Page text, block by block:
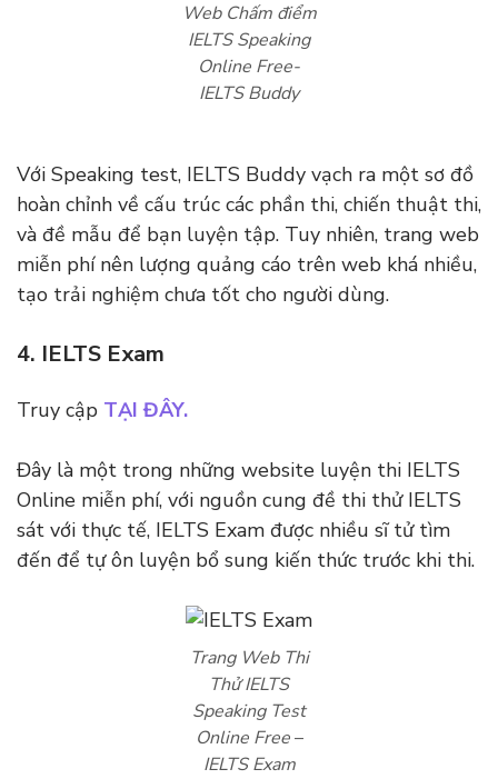
Web Chấm điểm
IELTS Speaking
Online Free-
IELTS Buddy
Với Speaking test, IELTS Buddy vạch ra một sơ đồ
hoàn chỉnh về cấu trúc các phần thi, chiến thuật thi,
và đề mẫu để bạn luyện tập. Tuy nhiên, trang web
miễn phí nên lượng quảng cáo trên web khá nhiều,
tạo trải nghiệm chưa tốt cho người dùng.
4. IELTS Exam
Truy cập TẠI ĐÂY.
Đây là một trong những website luyện thi IELTS
Online miễn phí, với nguồn cung đề thi thử IELTS
sát với thực tế, IELTS Exam được nhiều sĩ tử tìm
đến để tự ôn luyện bổ sung kiến thức trước khi thi.
Trang Web Thi
Thử IELTS
Speaking Test
Online Free–
IELTS Exam